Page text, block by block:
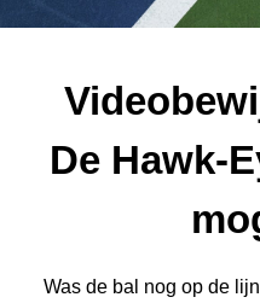
De Hawk-
Was de bal nog op de